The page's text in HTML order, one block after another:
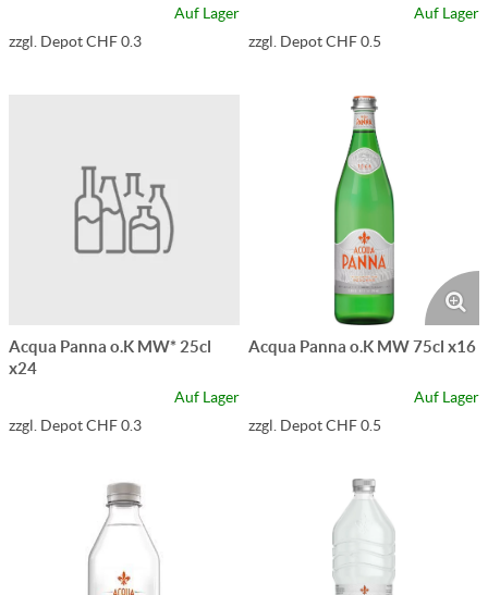
Auf Lager
zzgl. Depot CHF 0.3
Auf Lager
zzgl. Depot CHF 0.5
Acqua Panna o.K MW* 25cl
x24
Auf Lager
zzgl. Depot CHF 0.3
Acqua Panna o.K MW 75cl x16
Auf Lager
zzgl. Depot CHF 0.5